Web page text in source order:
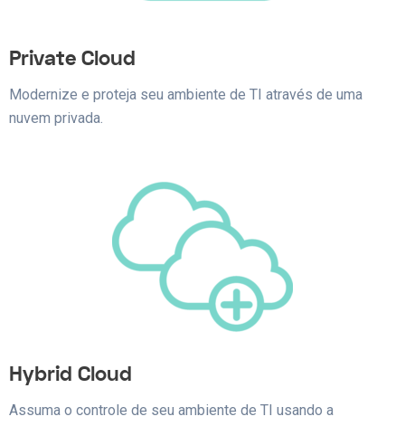
Private Cloud
Modernize e proteja seu ambiente de TI através de uma
nuvem privada.
Hybrid Cloud
Assuma o controle de seu ambiente de TI usando a